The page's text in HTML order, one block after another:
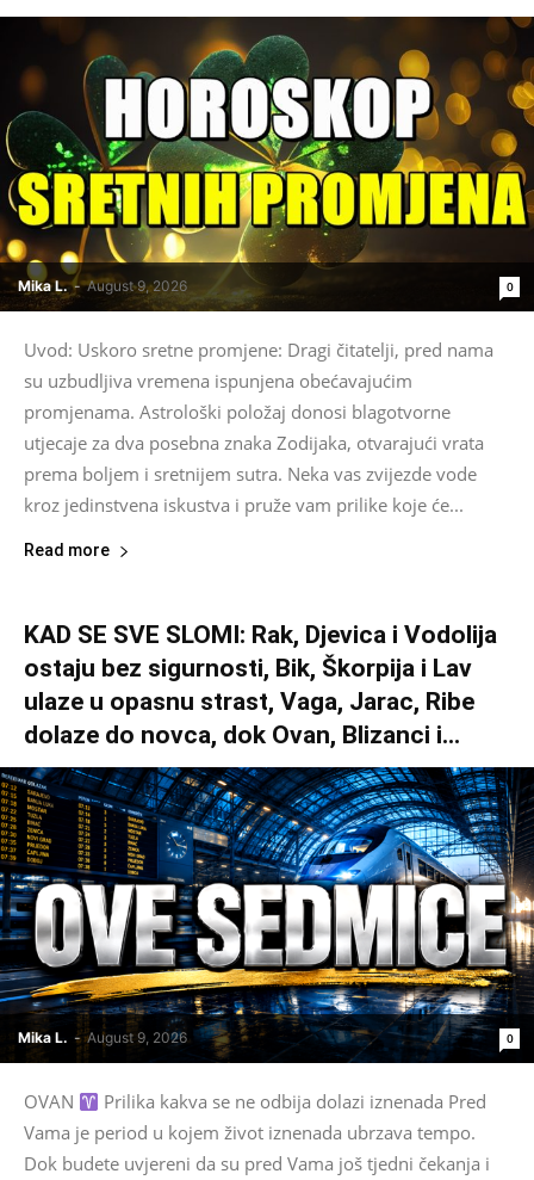
Mika L. - August 9, 2026 0
Uvod: Uskoro sretne promjene: Dragi čitatelji, pred nama
su uzbudljiva vremena ispunjena obećavajućim
promjenama. Astrološki položaj donosi blagotvorne
utjecaje za dva posebna znaka Zodijaka, otvarajući vrata
prema boljem i sretnijem sutra. Neka vas zvijezde vode
kroz jedinstvena iskustva i pruže vam prilike koje će...
Read more
KAD SE SVE SLOMI: Rak, Djevica i Vodolija
ostaju bez sigurnosti, Bik, Škorpija i Lav
ulaze u opasnu strast, Vaga, Jarac, Ribe
dolaze do novca, dok Ovan, Blizanci i...
Mika L. - August 9, 2026 0
OVAN
Prilika kakva se ne odbija dolazi iznenada Pred
Vama je period u kojem život iznenada ubrzava tempo.
Dok budete uvjereni da su pred Vama još tjedni čekanja i